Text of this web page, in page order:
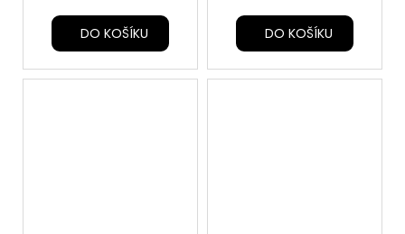
DO KOŠÍKU DO KOŠÍKU